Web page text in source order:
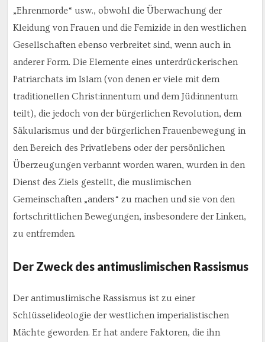
„Ehrenmorde“ usw., obwohl die Überwachung der
Kleidung von Frauen und die Femizide in den westlichen
Gesellschaften ebenso verbreitet sind, wenn auch in
anderer Form. Die Elemente eines unterdrückerischen
Patriarchats im Islam (von denen er viele mit dem
traditionellen Christ:innentum und dem Jüd:innentum
teilt), die jedoch von der bürgerlichen Revolution, dem
Säkularismus und der bürgerlichen Frauenbewegung in
den Bereich des Privatlebens oder der persönlichen
Überzeugungen verbannt worden waren, wurden in den
Dienst des Ziels gestellt, die muslimischen
Gemeinschaften „anders“ zu machen und sie von den
fortschrittlichen Bewegungen, insbesondere der Linken,
zu entfremden.
Der Zweck des antimuslimischen Rassismus
Der antimuslimische Rassismus ist zu einer
Schlüsselideologie der westlichen imperialistischen
Mächte geworden. Er hat andere Faktoren, die ihn